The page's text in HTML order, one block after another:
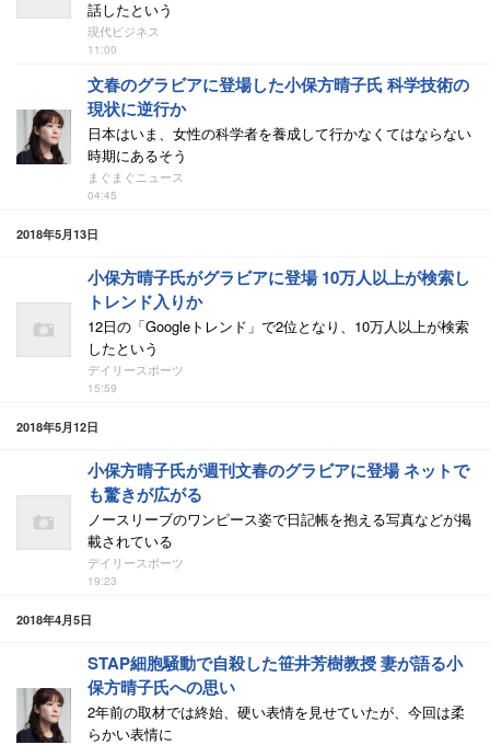
話したという
現代ビジネス
11:00
文春のグラビアに登場した小保方晴子氏 科学技術の
現状に逆行か
日本はいま、女性の科学者を養成して行かなくてはならない
時期にあるそう
まぐまぐニュース
04:45
2018年5月13日
小保方晴子氏がグラビアに登場 10万人以上が検索し
トレンド入りか
12日の「Googleトレンド」で2位となり、10万人以上が検索
したという
デイリースポーツ
15:59
2018年5月12日
小保方晴子氏が週刊文春のグラビアに登場 ネットで
も驚きが広がる
ノースリーブのワンピース姿で日記帳を抱える写真などが掲
載されている
デイリースポーツ
19:23
2018年4月5日
STAP細胞騒動で自殺した笹井芳樹教授 妻が語る小
保方晴子氏への思い
2年前の取材では終始、硬い表情を見せていたが、今回は柔
らかい表情に